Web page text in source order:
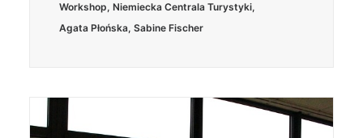
Workshop, Niemiecka Centrala Turystyki,
Agata Płońska, Sabine Fischer